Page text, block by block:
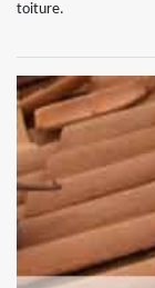
toiture.